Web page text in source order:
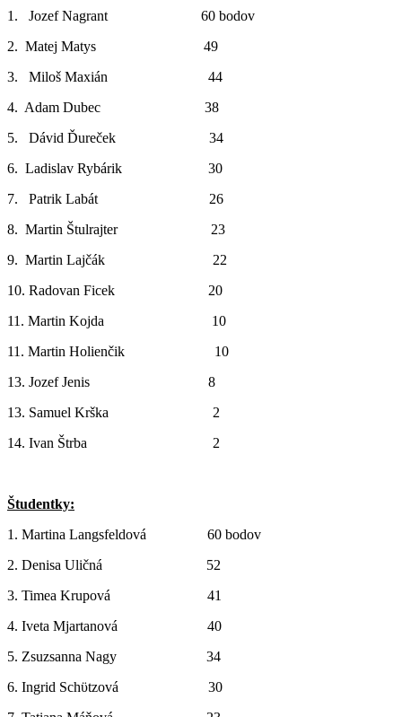
1. Jozef Nagrant 60 bodov
2. Matej Matys 49
3. Miloš Maxián 44
4. Adam Dubec 38
5. Dávid Ďureček 34
6. Ladislav Rybárik 30
7. Patrik Labát 26
8. Martin Štulrajter 23
9. Martin Lajčák 22
10. Radovan Ficek 20
11. Martin Kojda 10
11. Martin Holienčik 10
13. Jozef Jenis 8
13. Samuel Krška 2
14. Ivan Štrba 2
Študentky:
1. Martina Langsfeldová 60 bodov
2. Denisa Uličná 52
3. Timea Krupová 41
4. Iveta Mjartanová 40
5. Zsuzsanna Nagy 34
6. Ingrid Schϋtzová 30